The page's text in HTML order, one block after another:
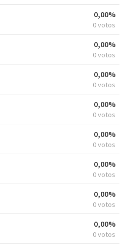
0,00%
0 votos
0,00%
0 votos
0,00%
0 votos
0,00%
0 votos
0,00%
0 votos
0,00%
0 votos
0,00%
0 votos
0,00%
0 votos